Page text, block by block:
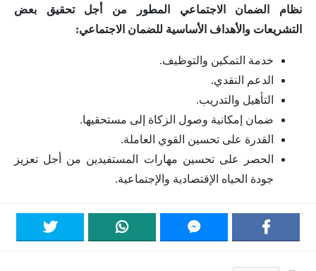
نظام الضمان الاجتماعي المطور من أجل تحقيق بعض
التشريعات والأهداف الأساسية للضمان الاجتماعي:
خدمة التمكين والتوظيف.
الدعم النقدي.
التأهيل والتدريب.
ضمان إمكانية وصول الزكاة إلى مستحقيها.
القدرة على تحسين القوي العاملة.
الحصر على تحسين مهارات المستفيدين من أجل تعزيز
جودة الحياه الإقتصادية والإجتماعية.